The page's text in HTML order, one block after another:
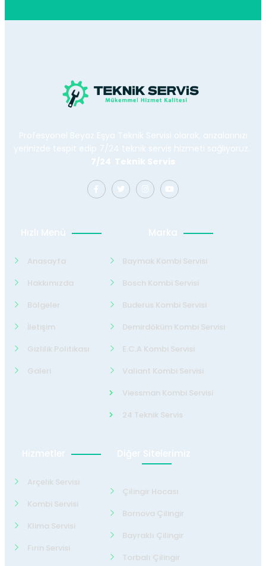
Profesyonel Beyaz Eşya Teknik Servisi olarak, arızalarınızı
yerinizde tespit edip 7/24 teknik servis hizmeti sağlıyoruz.
7/24 Teknik Servis
Hızlı Menü
Anasayfa
Hakkımızda
Bölgeler
İletişim
Gizlilik Politikası
Galeri
Marka
Baymak Kombi Servisi
Bosch Kombi Servisi
Buderus Kombi Servisi
Demirdöküm Kombi Servisi
E.C.A Kombi Servisi
Valiant Kombi Servisi
Viessman Kombi Servisi
24 Teknik Servis
Hizmetler
Arçelik Servisi
Kombi Servisi
Klima Servisi
Fırın Servisi
Diğer Sitelerimiz
Çilingir Hocası
Bornova Çilingir
Bayraklı Çilingir
Torbalı Çilingir